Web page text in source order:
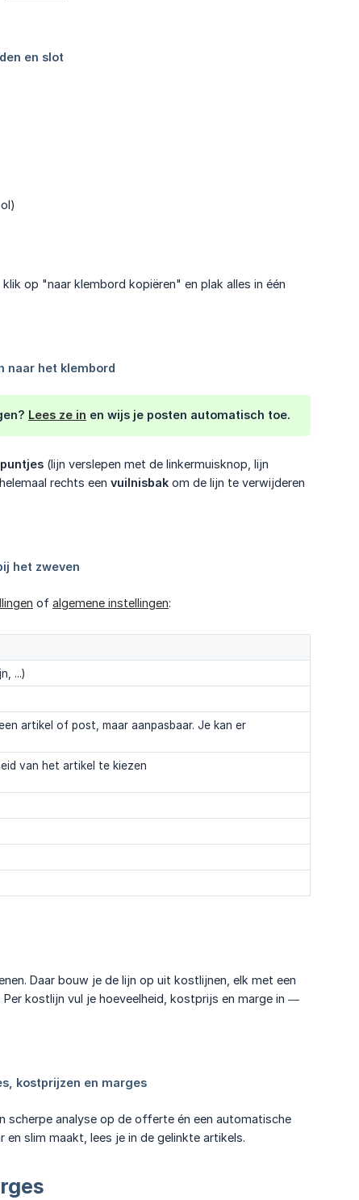
op "naar klembord kopiëren" en plak alles in één
Lees ze in en wijs je posten automatisch toe.
(lijn verslepen met de linkermuisknop, lijn
rechts een vuilnisbak om de lijn te verwijderen
of algemene instellingen:
...)
artikel of post, maar aanpasbaar. Je kan er
van het artikel te kiezen
Daar bouw je de lijn op uit kostlijnen, elk met een
kostlijn vul je hoeveelheid, kostprijs en marge in —
scherpe analyse op de offerte én een automatische
en slim maakt, lees je in de gelinkte artikels.